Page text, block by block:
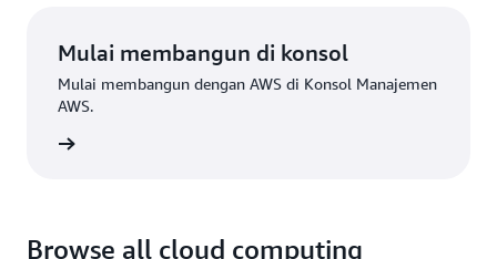
Mulai membangun di konsol
Mulai membangun dengan AWS di Konsol Manajemen
AWS.
Browse all cloud computing